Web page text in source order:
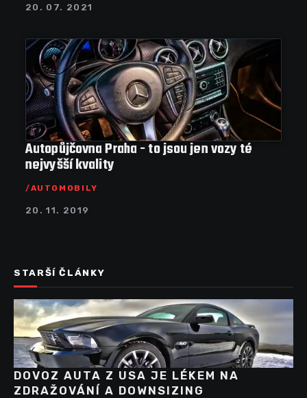
20. 07. 2021
Autopůjčovna Praha - to jsou jen vozy té
nejvyšší kvality
AUTOMOBILY
20. 11. 2019
STARŠÍ ČLÁNKY
DOVOZ AUTA Z USA JE LÉKEM NA
ZDRAŽOVÁNÍ A DOWNSIZING